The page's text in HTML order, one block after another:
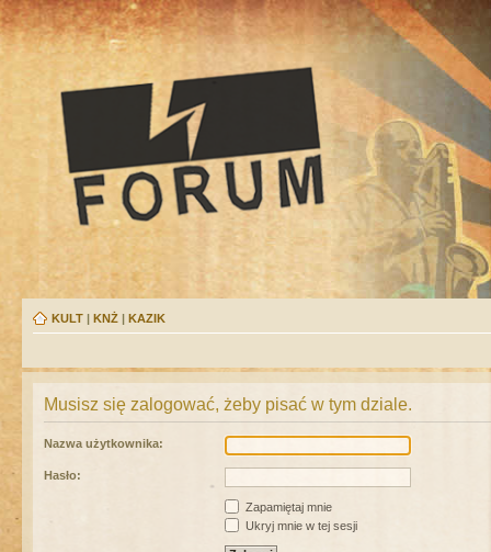
KULT | KNŻ | KAZIK
Musisz się zalogować, żeby pisać w tym dziale.
Nazwa użytkownika:
Hasło:
Zapamiętaj mnie
Ukryj mnie w tej sesji